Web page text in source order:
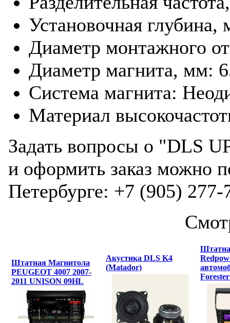
Установочная глубинa,
Диаметр монтажного
Диаметр магнита, мм:
Система магнита:
Материал
Задать вопросы о "DLS
и оформить заказ можно
Петербурге: +7 (905) 277-
Штатная Магнитола
PEUGEOT 4007 2007-
2011 UNISON 09HL
Акустика DLS K4
(Matador)